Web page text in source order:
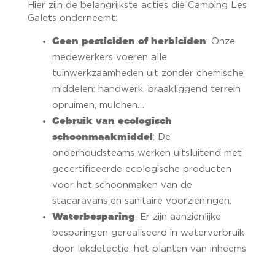
Hier zijn de belangrijkste acties die Camping Les
Galets onderneemt:
Geen pesticiden of herbiciden: Onze
medewerkers voeren alle
tuinwerkzaamheden uit zonder chemische
middelen: handwerk, braakliggend terrein
opruimen, mulchen…
Gebruik van ecologisch
schoonmaakmiddel : De
onderhoudsteams werken uitsluitend met
gecertificeerde ecologische producten
voor het schoonmaken van de
stacaravans en sanitaire voorzieningen.
Waterbesparing: Er zijn aanzienlijke
besparingen gerealiseerd in waterverbruik
door lekdetectie, het planten van inheems